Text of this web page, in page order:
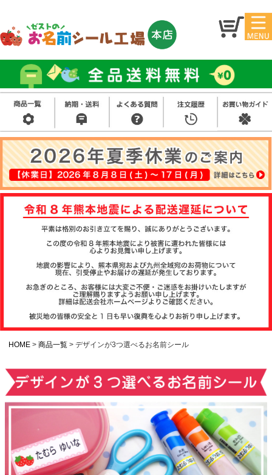
マイ
ジ
お名
前シ
ール
アイ
ロン
シー
ル
お買
い得
セッ
ト
スタ
ンプ
その
他
注文履歴
納期・発送方法
について
よくある質問
商品ガイド
HOME 商品一覧 デザインが3つ選べるお名前シール